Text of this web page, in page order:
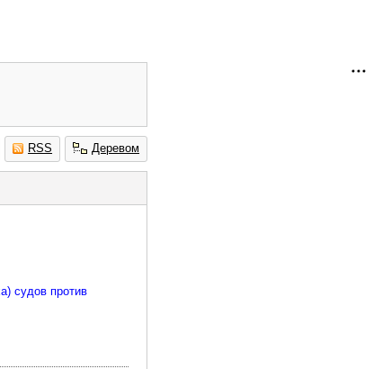
RSS Деревом
судов против